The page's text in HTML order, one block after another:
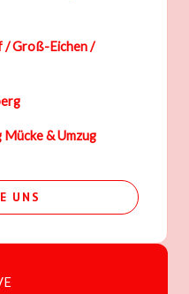
/ Groß-Eichen /
Mücke& Umzug
UNS